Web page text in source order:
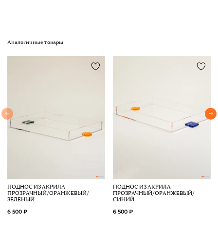
Аналогичные товары
ПОДНОС ИЗ АКРИЛА
ПРОЗРАЧНЫЙ/ОРАНЖЕВЫЙ/
ЗЕЛЕНЫЙ
6 500 ₽
ПОДНОС ИЗ АКРИЛА
ПРОЗРАЧНЫЙ/ОРАНЖЕВЫЙ/
СИНИЙ
6 500 ₽